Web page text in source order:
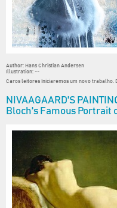
Author: Hans Christian Andersen
Illustration: --
Caros leitores Iniciaremos um novo trabalho.
NIVAAGAARD'S
Bloch's Famous Portrait